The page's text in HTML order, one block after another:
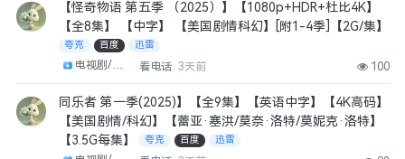
【怪奇物语 第五季 （2025）】【1080p+HDR+杜比4K】
【全8集】 【中字】 【美国剧情科幻】[附1-4季]【2G/集】
夸克 百度 迅雷
看电话 3天前 100
同乐者 第一季(2025)】【全9集】【英语中字】【4K高码】
【美国剧情/科幻】【蕾亚·塞洪/莫奈·洛特/莫妮克·洛特】
【3.5G每集】
夸克 百度 迅雷